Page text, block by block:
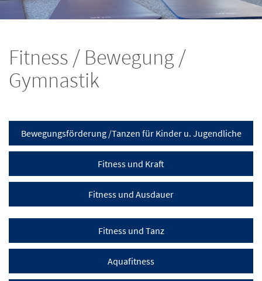
Fitness / Bewegung /
Gymnastik
Bewegungsförderung /Tanzen für Kinder u. Jugendliche
Fitness und Kraft
Fitness und Ausdauer
Fitness und Tanz
Aquafitness